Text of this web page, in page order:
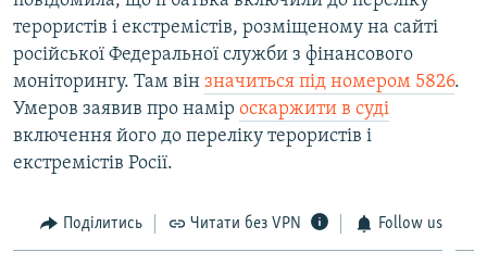
терористів і екстремістів, розміщеному на сайті
російської Федеральної служби з фінансового
моніторингу. Там він значиться під номером 5826.
Умеров заявив про намір оскаржити в суді
включення його до переліку терористів і
екстремістів Росії.
Поділитись Читати без VPN Follow us